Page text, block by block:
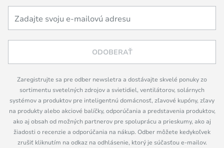
ODOBERAŤ
Zaregistrujte sa pre odber newsletra a dostávajte skvelé ponuky zo
sortimentu svetelných zdrojov a svietidiel, ventilátorov, solárnych
systémov a produktov pre inteligentnú domácnosť, zľavové kupóny, zľavy
na produkty alebo akciové balíčky, odporúčania a predstavenia produktov,
ako aj obsah od možných partnerov pre spoluprácu a prieskumy, ako aj
žiadosti o recenzie a odporúčania na nákup. Odber môžete kedykoľvek
zrušiť kliknutím na odkaz na odhlásenie, ktorý je súčasťou e-mailov.